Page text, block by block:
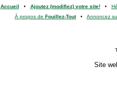
Accueil • Ajoutez (modifiez) votre site!•
À propos de Fouillez-Tout• Annoncez
Site